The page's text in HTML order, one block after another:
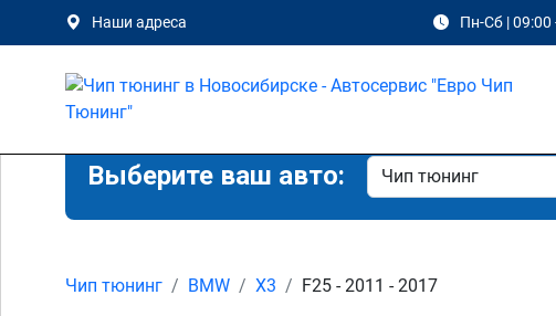
Наши адреса Пн-Сб | 09:00
Выберите ваш авто:
Чип тюнинг BMW X3 F25 - 2011 - 2017